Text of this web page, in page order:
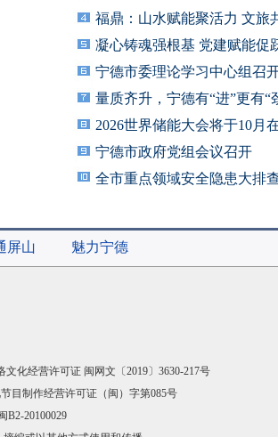
福鼎：山水赋能聚活力 文旅
凝心铸魂强根基 党建赋能促
宁德市委理论学习中心组召
量质齐升，宁德有“进”更有“
2026世界储能大会将于10月
宁德市政府党组会议召开
全市重点领域安全隐患大排
屏山 魅力宁德
化经营许可证 闽网文〔2019〕3630-217号
目制作经营许可证（闽）字第085号
B2-20100029